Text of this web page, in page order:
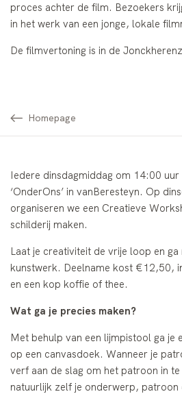
proces achter de film. Bezoekers
in het werk van een jonge, lokale
De filmvertoning is in de
Homepage
Iedere dinsdagmiddag om 14:00
‘OnderOns’ in vanBeresteyn. Op
organiseren we een Creatieve
schilderij maken.
Laat je creativiteit de vrije loop en ga
kunstwerk. Deelname kost €12,50,
en een kop koffie of thee.
Wat ga je precies maken?
Met behulp van een lijmpistool ga je
op een canvasdoek. Wanneer je
verf aan de slag om het patroon in
natuurlijk zelf je onderwerp, patroon